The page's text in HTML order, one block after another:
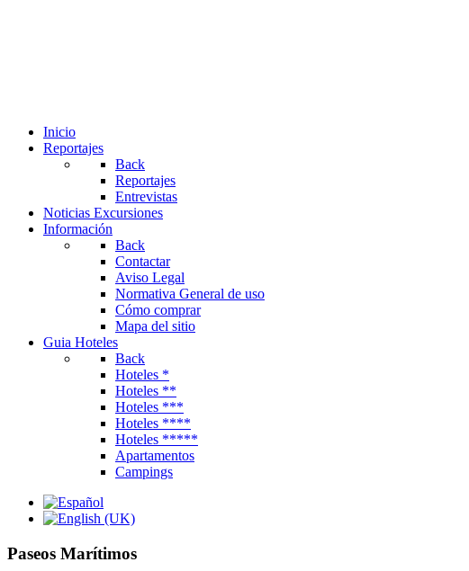
Inicio
Reportajes
Back
Reportajes
Entrevistas
Noticias Excursiones
Información
Back
Contactar
Aviso Legal
Normativa General de uso
Cómo comprar
Mapa del sitio
Guia Hoteles
Back
Hoteles *
Hoteles **
Hoteles ***
Hoteles ****
Hoteles *****
Apartamentos
Campings
Paseos Marítimos